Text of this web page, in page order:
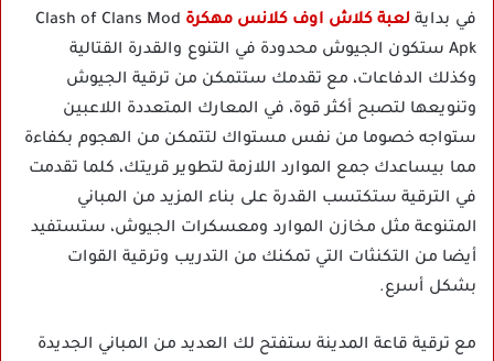
في بداية لعبة كلاش اوف كلانس مهكرة Clash of Clans Mod
Apk ستكون الجيوش محدودة في التنوع والقدرة القتالية
وكذلك الدفاعات، مع تقدمك ستتمكن من ترقية الجيوش
وتنويعها لتصبح أكثر قوة، في المعارك المتعددة اللاعبين
ستواجه خصوما من نفس مستواك لتتمكن من الهجوم بكفاءة
مما بيساعدك جمع الموارد اللازمة لتطوير قريتك، كلما تقدمت
في الترقية ستكتسب القدرة على بناء المزيد من المباني
المتنوعة مثل مخازن الموارد ومعسكرات الجيوش، ستستفيد
أيضا من التكنثات التي تمكنك من التدريب وترقية القوات
بشكل أسرع.
مع ترقية قاعة المدينة ستفتح لك العديد من المباني الجديدة